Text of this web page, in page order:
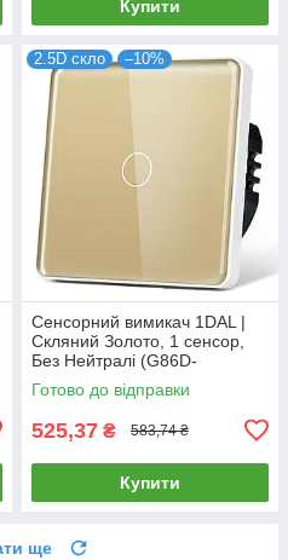
Купити
2.5D скло –10%
Сенсорний вимикач 1DAL |
Скляний Золото, 1 сенсор,
Без Нейтралі (G86D-
SW1G.SL.GD)
Готово до відправки
525,37 ₴ 583,74 ₴
Купити
ще